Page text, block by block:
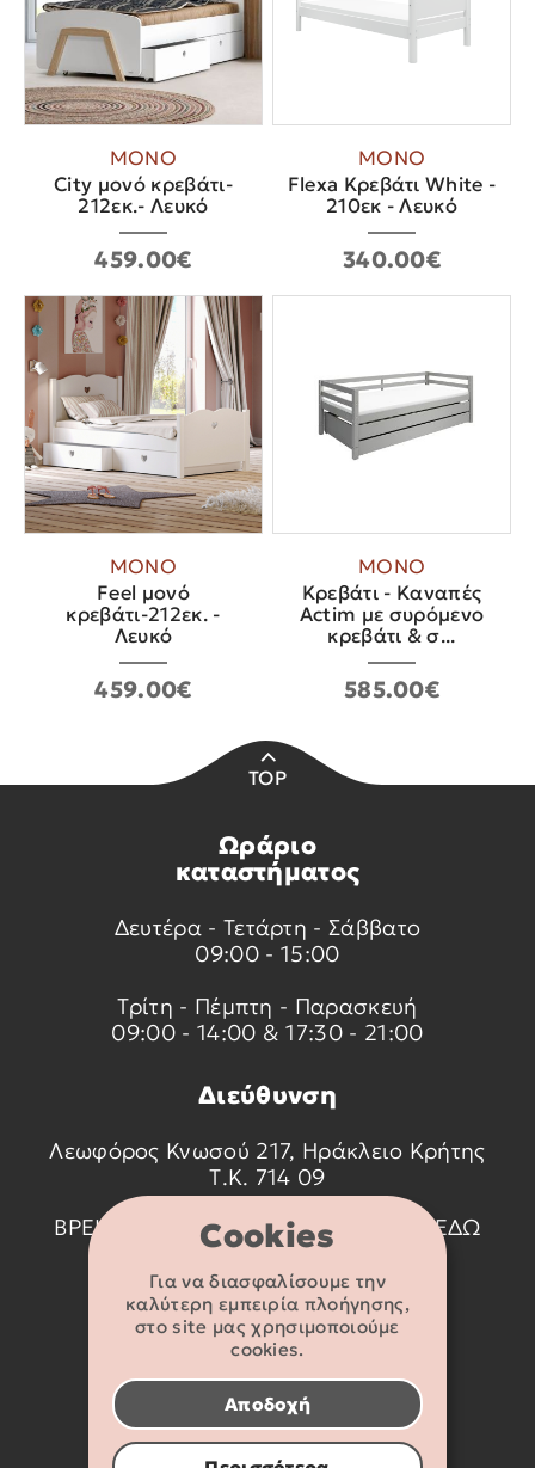
Cookies
Για να διασφαλίσουμε την
καλύτερη εμπειρία πλοήγησης,
στο site μας χρησιμοποιούμε
cookies.
Αποδοχή
ΜΟΝΟ
City μονό κρεβάτι-
212εκ.- Λευκό
459.00€
ΜΟΝΟ
Flexa Κρεβάτι White -
210εκ - Λευκό
340.00€
ΜΟΝΟ
Feel μονό
κρεβάτι-212εκ. -
Λευκό
459.00€
ΜΟΝΟ
Κρεβάτι - Καναπές
Actim με συρόμενο
κρεβάτι & σ...
585.00€
TOP
Ωράριο
καταστήματος
Δευτέρα - Τετάρτη - Σάββατο
09:00 - 15:00
Τρίτη - Πέμπτη - Παρασκευή
09:00 - 14:00 & 17:30 - 21:00
Διεύθυνση
Λεωφόρος Κνωσού 217, Ηράκλειο Κρήτης
Τ.Κ. 714 09
ΒΡΕΙΤΕ ΜΑΣ ΣΤΟ ΧΑΡΤΗ ΠΑΤΩΝΤΑΣ
ΕΔΩ
Στοιχεία
επικοινωνίας
info@flexikids.gr